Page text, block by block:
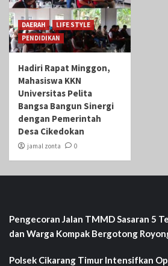
DAERAH
LIFE STYLE
PENDIDIKAN
Hadiri Rapat Minggon,
Mahasiswa KKN
Universitas Pelita
Bangsa Bangun Sinergi
dengan Pemerintah
Desa Cikedokan
jamal zonta 0
Pengecoran Jalan TMMD Sasaran 5
dan Warga Kompak Bergotong
Polsek Cikarang Timur Intensifkan